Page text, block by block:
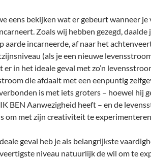
eens bekijken wat er gebeurt wanneer
Zoals wij hebben gezegd,
aarde incarneerde, af naar het
(als je een nieuwe
er in het ideale geval met zo’n
die afdaalt met een eenpuntig
is met iets groters – hoewel hij
BEN Aanwezigheid heeft – en de
om met zijn creativiteit te
geval heb je als belangrijkste
niveau natuurlijk de wil om te